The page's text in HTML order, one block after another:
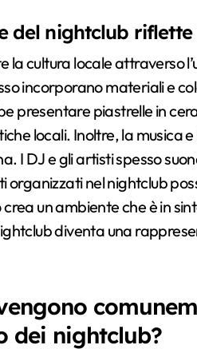
del nightclub
la cultura locale attraverso
incorporano materiali e
presentare piastrelle in
locali. Inoltre, la musica
I DJ e gli artisti spesso
organizzati nel nightclub
un ambiente che è in
diventa una
dei nightclub?